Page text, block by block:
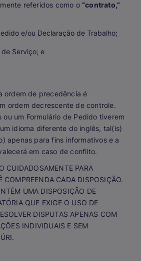
referidos como o “contrato,”
e/ou Declaração de Trabalho;
Serviço; e
ordem de precedência é
ordem decrescente de controle.
ou um Formulário de Pedido tiverem
idioma diferente do inglês, tal(is)
apenas para fins informativos e a
em caso de conflito.
CUIDADOSAMENTE PARA
COMPREENDA CADA DISPOSIÇÃO.
UMA DISPOSIÇÃO DE
QUE EXIGE O USO DE
DISPUTAS APENAS COM
INDIVIDUAIS E SEM